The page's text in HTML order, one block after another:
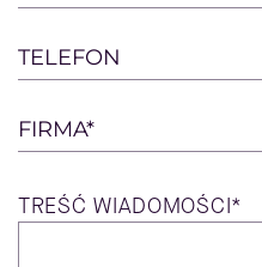
TELEFON
FIRMA*
TREŚĆ WIADOMOŚCI*